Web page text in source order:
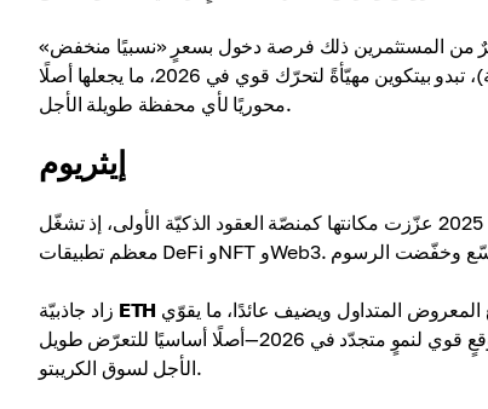
من المستثمرين ذلك فرصة دخول بسعرٍ «نسبيًا منخفض»
قبل الدورة التالية. ومع طلبٍ مؤسّسيٍ متزايد مقابل عرضٍ ثابتٍ (21 مليون عملة)، تبدو بيتكوين مهيّأةً لتحرّك قوي في 2026، ما يجعلها أصلًا
محوريًا لأي محفظة طويلة الأجل.
إيثريوم
أقرب بديلٍ لبيتكوين من حيث الأهمية والقيمة طويلة الأجل. حتى نهاية 2025 عزّزت مكانتها كمنصّة العقود الذكيّة الأولى، إذ تشغّل
ETH المعروض المتداول ويضيف عائدًا، ما يقوّي
أطروحتها الاستثمارية. وبعد قمم 2025 ومرحلة التماسك اللاحقة، تُرى إيثريوم في موقعٍ قوي لنموٍ متجدّد في 2026—أصلًا أساسيًا للتعرّض طويل
الأجل لسوق الكريبتو.